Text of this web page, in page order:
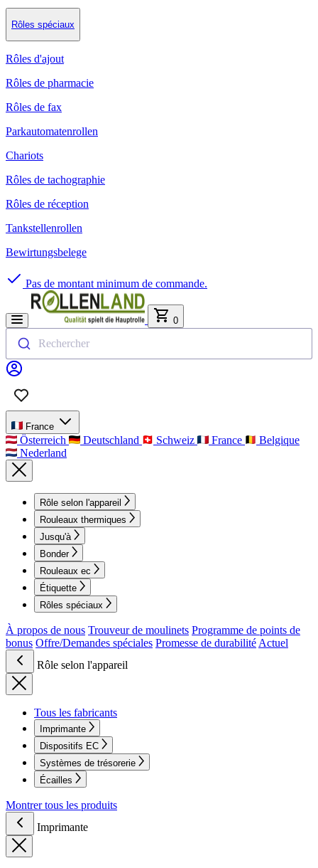
Rôles spéciaux
Rôles d'ajout
Rôles de pharmacie
Rôles de fax
Parkautomatenrollen
Chariots
Rôles de tachographie
Rôles de réception
Tankstellenrollen
Bewirtungsbelege
Pas de montant minimum de commande.
0
Rechercher
France
Österreich Deutschland Schweiz France
Belgique
Nederland
Rôle selon l'appareil
Rouleaux thermiques
Jusqu'à
Bonder
Rouleaux ec
Étiquette
Rôles spéciaux
À propos de nous Trouveur de moulinets Programme de points de
bonus Offre/Demandes spéciales Promesse de durabilité Actuel
Rôle selon l'appareil
Tous les fabricants
Imprimante
Dispositifs EC
Systèmes de trésorerie
Écailles
Montrer tous les produits
Imprimante